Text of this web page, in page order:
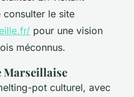
le site
pour une vision
méconnus.
Marseillaise
pot culturel, avec